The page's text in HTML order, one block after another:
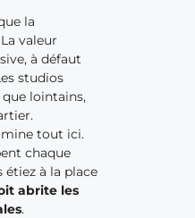
la
valeur
à défaut
studios
lointains,
tout ici.
chaque
étiez à la place
abrite les
.